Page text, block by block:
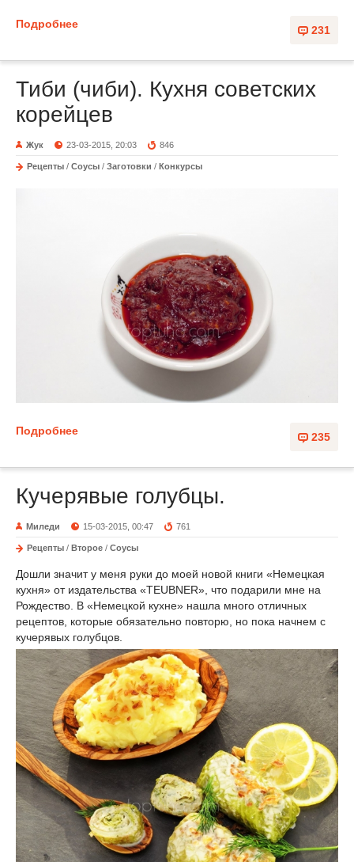
231
Подробнее
Тиби (чиби). Кухня советских
корейцев
Жук 23-03-2015, 20:03 846
Рецепты / Соусы / Заготовки / Конкурсы
235
Подробнее
Кучерявые голубцы.
Миледи 15-03-2015, 00:47 761
Рецепты / Второе / Соусы
Дошли значит у меня руки до моей новой книги «Немецкая
кухня» от издательства «TEUBNER», что подарили мне на
Рождество. В «Немецкой кухне» нашла много отличных
рецептов, которые обязательно повторю, но пока начнем с
кучерявых голубцов.